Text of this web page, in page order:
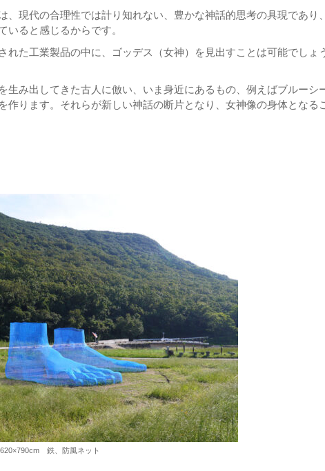
、現代の合理性では計り知れない、豊かな神話的思考の具現であり
いると感じるからです。
れた工業製品の中に、ゴッデス（女神）を見出すことは可能でしょ
生み出してきた古人に倣い、いま身近にあるもの、例えばブルーシ
作ります。それらが新しい神話の断片となり、女神像の身体となる
鉄、防風ネット